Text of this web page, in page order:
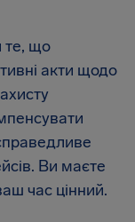
те, що
акти щодо
Ви маєте
час цінний.